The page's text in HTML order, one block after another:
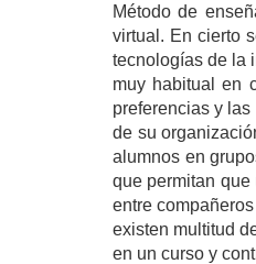
Método de
virtual. En cierto
tecnologías de la
muy habitual en
preferencias y
de su
alumnos en
que permitan
entre
existen multitud
en un curso y